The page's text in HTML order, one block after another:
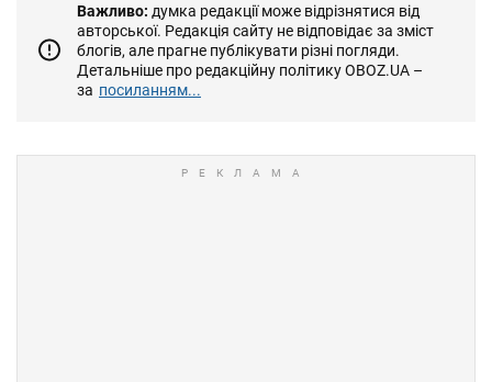
Важливо: думка редакції може відрізнятися від
авторської. Редакція сайту не відповідає за зміст
блогів, але прагне публікувати різні погляди.
Детальніше про редакційну політику OBOZ.UA –
за посиланням...